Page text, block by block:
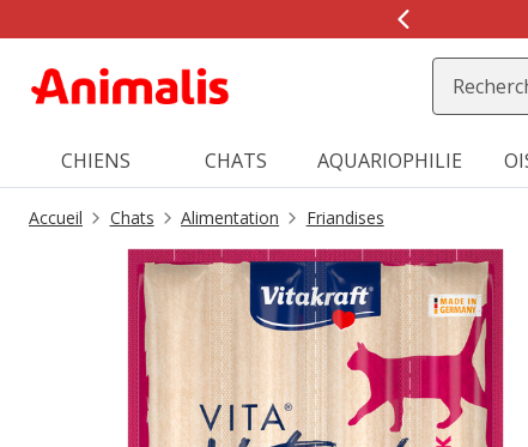
CHIENS CHATS AQUARIOPHILIE
Accueil Chats Alimentation
Friandises